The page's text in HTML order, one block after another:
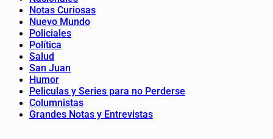
Notas Curiosas
Nuevo Mundo
Policiales
Política
Salud
San Juan
Humor
Peliculas y Series para no Perderse
Columnistas
Grandes Notas y Entrevistas